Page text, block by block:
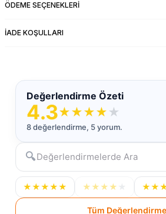
ÖDEME SEÇENEKLERI
İADE KOŞULLARI
Değerlendirme Özeti
4.3★★★★ ★
8 değerlendirme, 5 yorum.
🔍
★★★★★ ★ ★ ★ ★ ★★
Tüm